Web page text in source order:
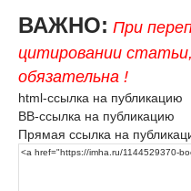
ВАЖНО: При
цитировании
обязательна !
html-ссылка на публикацию
BB-ссылка на публикацию
Прямая ссылка на